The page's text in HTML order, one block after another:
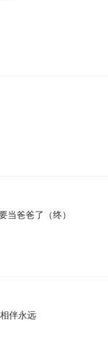
当爸爸了（终）
伴永远